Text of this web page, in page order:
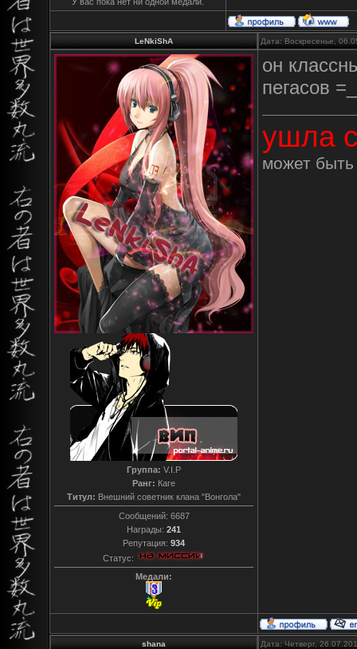
LeNkiShA Дата: Воскресенье,
Группа: V.I.P
Ранг: Каге
Титул: Внешний советник клана "Вонгола"
Сообщений: 6687
Награды: 241
Репутация: 934
Статус:
Медали:
он
пегасов
ушла
может быть
shana Дата: Четверг,